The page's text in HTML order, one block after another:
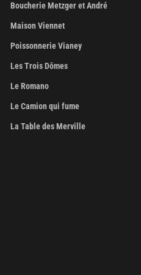
Boucherie Metzger et André
Maison Viennet
Poissonnerie Vianey
Les Trois Dômes
Le Romano
Le Camion qui fume
La Table des Merville